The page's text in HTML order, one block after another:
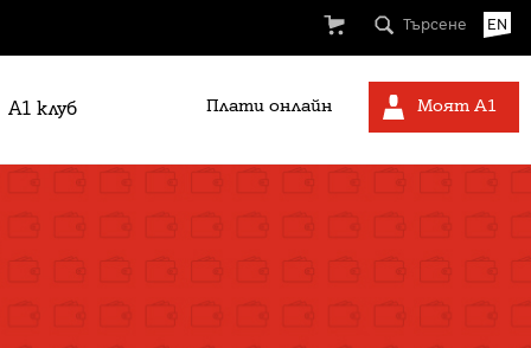
Търсене EN
A1 клуб Плати онлайн Моят А1